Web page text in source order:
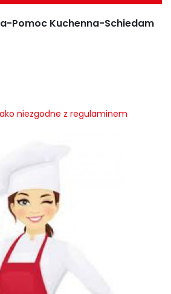
Pomoc Kuchenna-Schiedam
niezgodne z regulaminem